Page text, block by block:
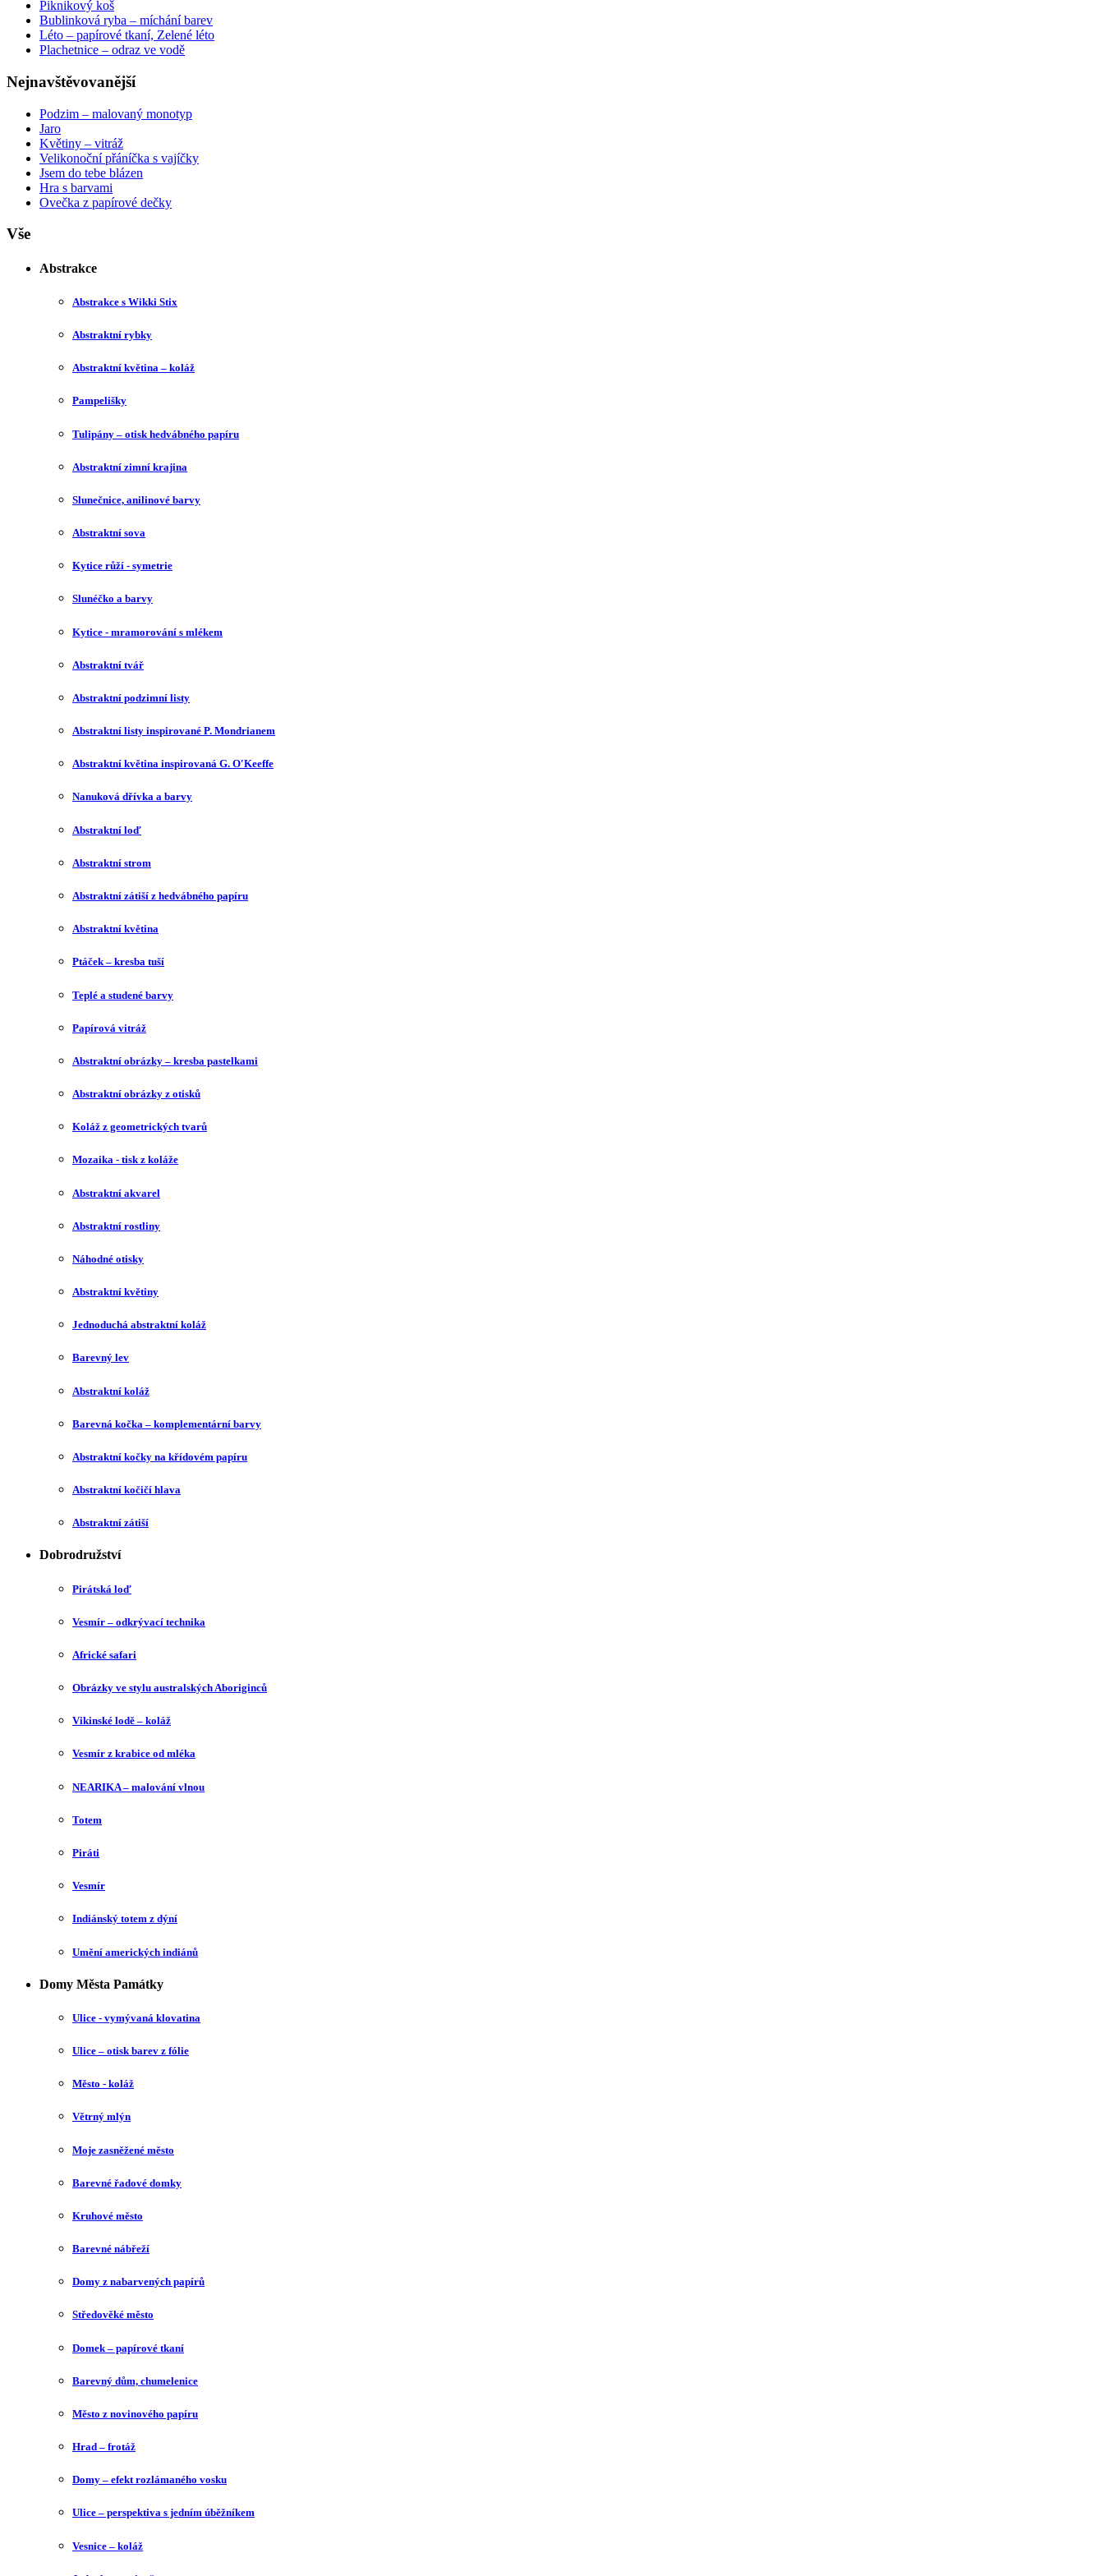
Piknikový koš
Bublinková ryba – míchání barev
Léto – papírové tkaní, Zelené léto
Plachetnice – odraz ve vodě
Nejnavštěvovanější
Podzim – malovaný monotyp
Jaro
Květiny – vitráž
Velikonoční přáníčka s vajíčky
Jsem do tebe blázen
Hra s barvami
Ovečka z papírové dečky
Vše
Abstrakce
Abstrakce s Wikki Stix
Abstraktní rybky
Abstraktní květina – koláž
Pampelišky
Tulipány – otisk hedvábného papíru
Abstraktní zimní krajina
Slunečnice, anilinové barvy
Abstraktní sova
Kytice růží - symetrie
Slunéčko a barvy
Kytice - mramorování s mlékem
Abstraktní tvář
Abstraktní podzimní listy
Abstraktní listy inspirované P. Mondrianem
Abstraktní květina inspirovaná G. O′Keeffe
Nanuková dřívka a barvy
Abstraktní loď
Abstraktní strom
Abstraktní zátiší z hedvábného papíru
Abstraktní květina
Ptáček – kresba tuší
Teplé a studené barvy
Papírová vitráž
Abstraktní obrázky – kresba pastelkami
Abstraktní obrázky z otisků
Koláž z geometrických tvarů
Mozaika - tisk z koláže
Abstraktní akvarel
Abstraktní rostliny
Náhodné otisky
Abstraktní květiny
Jednoduchá abstraktní koláž
Barevný lev
Abstraktní koláž
Barevná kočka – komplementární barvy
Abstraktní kočky na křídovém papíru
Abstraktní kočičí hlava
Abstraktní zátiší
Dobrodružství
Pirátská loď
Vesmír – odkrývací technika
Africké safari
Obrázky ve stylu australských Aboriginců
Vikinské lodě – koláž
Vesmír z krabice od mléka
NEARIKA – malování vlnou
Totem
Piráti
Vesmír
Indiánský totem z dýní
Umění amerických indiánů
Domy Města Památky
Ulice - vymývaná klovatina
Ulice – otisk barev z fólie
Město - koláž
Větrný mlýn
Moje zasněžené město
Barevné řadové domky
Kruhové město
Barevné nábřeží
Domy z nabarvených papírů
Středověké město
Domek – papírové tkaní
Barevný dům, chumelenice
Město z novinového papíru
Hrad – frotáž
Domy – efekt rozlámaného vosku
Ulice – perspektiva s jedním úběžníkem
Vesnice – koláž